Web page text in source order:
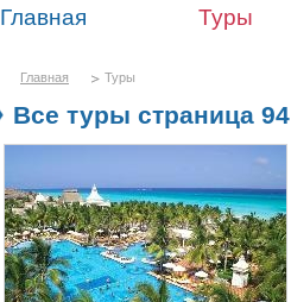
Главная Туры
Главная Туры
Все туры страница 94